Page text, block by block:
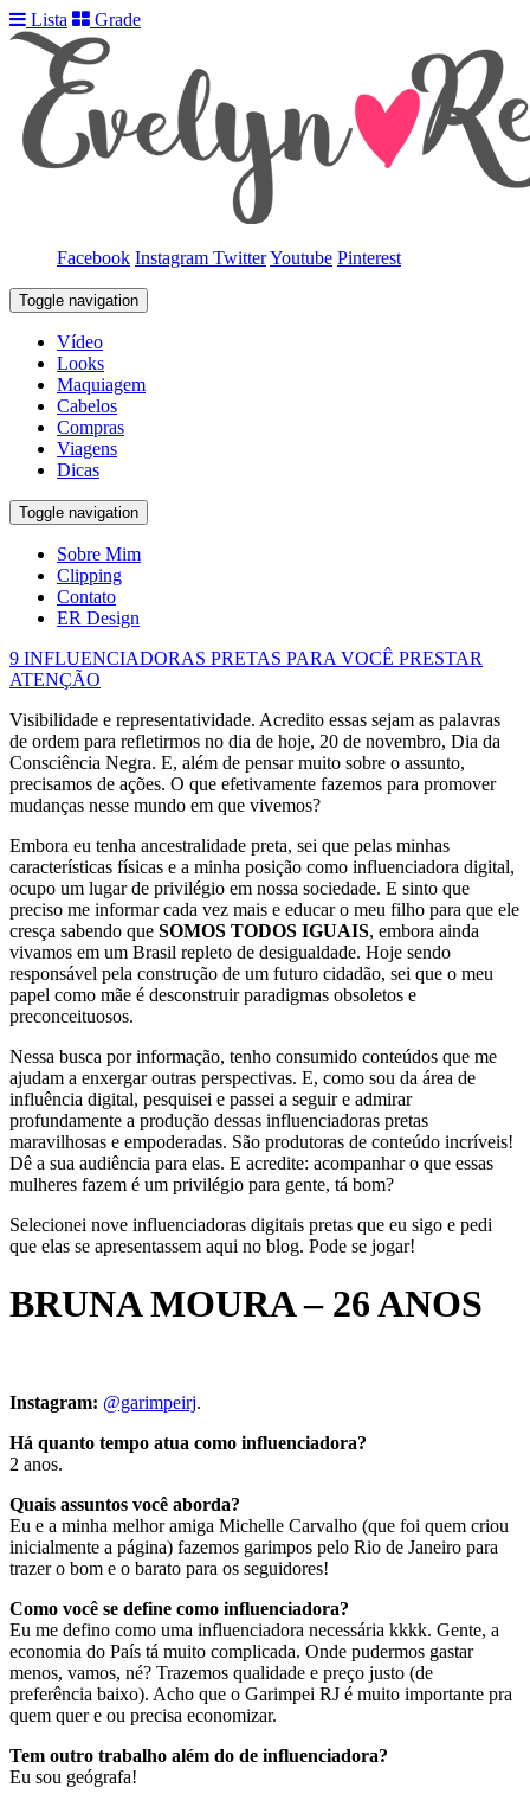
Lista Grade
Facebook Instagram TwitterYoutube Pinterest
Toggle navigation
Vídeo
Looks
Maquiagem
Cabelos
Compras
Viagens
Dicas
Toggle navigation
Sobre Mim
Clipping
Contato
ER Design
9 INFLUENCIADORAS PRETAS PARA VOCÊ PRESTAR
ATENÇÃO
Visibilidade e representatividade. Acredito essas sejam as palavras
de ordem para refletirmos no dia de hoje, 20 de novembro, Dia da
Consciência Negra. E, além de pensar muito sobre o assunto,
precisamos de ações. O que efetivamente fazemos para promover
mudanças nesse mundo em que vivemos?
Embora eu tenha ancestralidade preta, sei que pelas minhas
características físicas e a minha posição como influenciadora digital,
ocupo um lugar de privilégio em nossa sociedade. E sinto que
preciso me informar cada vez mais e educar o meu filho para que ele
cresça sabendo que SOMOS TODOS IGUAIS, embora ainda
vivamos em um Brasil repleto de desigualdade. Hoje sendo
responsável pela construção de um futuro cidadão, sei que o meu
papel como mãe é desconstruir paradigmas obsoletos e
preconceituosos.
Nessa busca por informação, tenho consumido conteúdos que me
ajudam a enxergar outras perspectivas. E, como sou da área de
influência digital, pesquisei e passei a seguir e admirar
profundamente a produção dessas influenciadoras pretas
maravilhosas e empoderadas. São produtoras de conteúdo incríveis!
Dê a sua audiência para elas. E acredite: acompanhar o que essas
mulheres fazem é um privilégio para gente, tá bom?
Selecionei nove influenciadoras digitais pretas que eu sigo e pedi
que elas se apresentassem aqui no blog. Pode se jogar!
BRUNA MOURA – 26 ANOS
Instagram: @garimpeirj.
Há quanto tempo atua como influenciadora?
2 anos.
Quais assuntos você aborda?
Eu e a minha melhor amiga Michelle Carvalho (que foi quem criou
inicialmente a página) fazemos garimpos pelo Rio de Janeiro para
trazer o bom e o barato para os seguidores!
Como você se define como influenciadora?
Eu me defino como uma influenciadora necessária kkkk. Gente, a
economia do País tá muito complicada. Onde pudermos gastar
menos, vamos, né? Trazemos qualidade e preço justo (de
preferência baixo). Acho que o Garimpei RJ é muito importante pra
quem quer e ou precisa economizar.
Tem outro trabalho além do de influenciadora?
Eu sou geógrafa!